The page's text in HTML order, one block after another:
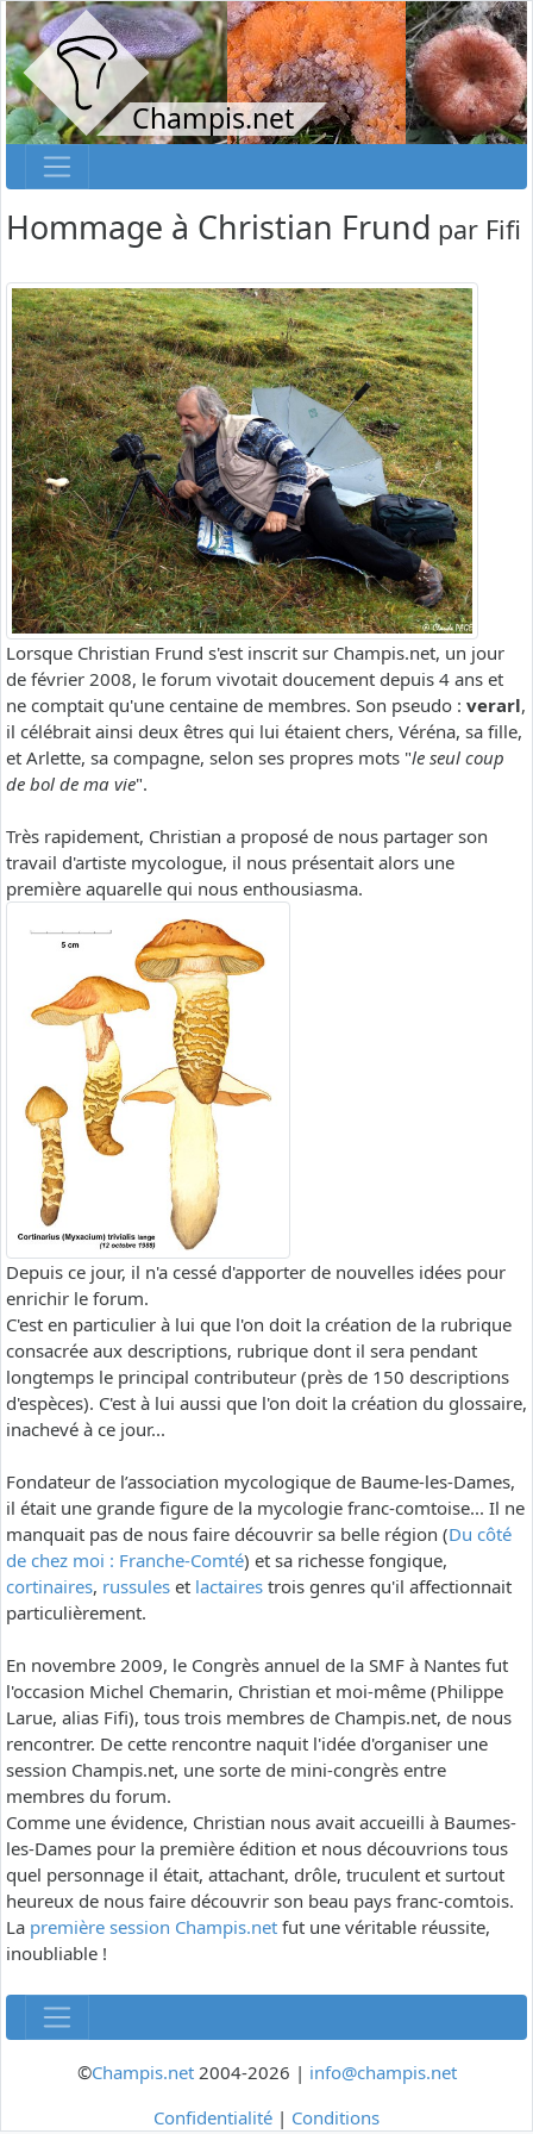
Champis.net
Hommage à Christian Frund par Fifi
Lorsque Christian Frund s'est inscrit sur Champis.net, un jour
de février 2008, le forum vivotait doucement depuis 4 ans et
ne comptait qu'une centaine de membres. Son pseudo : verarl,
il célébrait ainsi deux êtres qui lui étaient chers, Véréna, sa fille,
et Arlette, sa compagne, selon ses propres mots "le seul coup
de bol de ma vie".
Très rapidement, Christian a proposé de nous partager son
travail d'artiste mycologue, il nous présentait alors une
première aquarelle qui nous enthousiasma.
Depuis ce jour, il n'a cessé d'apporter de nouvelles idées pour
enrichir le forum.
C'est en particulier à lui que l'on doit la création de la rubrique
consacrée aux descriptions, rubrique dont il sera pendant
longtemps le principal contributeur (près de 150 descriptions
d'espèces). C'est à lui aussi que l'on doit la création du glossaire,
inachevé à ce jour...
Fondateur de l’association mycologique de Baume-les-Dames,
il était une grande figure de la mycologie franc-comtoise... Il ne
manquait pas de nous faire découvrir sa belle région (Du côté
de chez moi : Franche-Comté) et sa richesse fongique,
cortinaires, russules et lactaires trois genres qu'il affectionnait
particulièrement.
En novembre 2009, le Congrès annuel de la SMF à Nantes fut
l'occasion Michel Chemarin, Christian et moi-même (Philippe
Larue, alias Fifi), tous trois membres de Champis.net, de nous
rencontrer. De cette rencontre naquit l'idée d'organiser une
session Champis.net, une sorte de mini-congrès entre
membres du forum.
Comme une évidence, Christian nous avait accueilli à Baumes-
les-Dames pour la première édition et nous découvrions tous
quel personnage il était, attachant, drôle, truculent et surtout
heureux de nous faire découvrir son beau pays franc-comtois.
La première session Champis.net fut une véritable réussite,
inoubliable !
©Champis.net2004-2026 | info@champis.net
Confidentialité | Conditions